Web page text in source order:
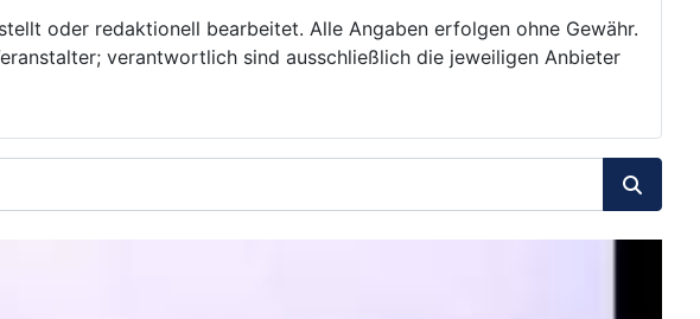
oder redaktionell bearbeitet. Alle Angaben erfolgen ohne Gewähr.
verantwortlich sind ausschließlich die jeweiligen Anbieter